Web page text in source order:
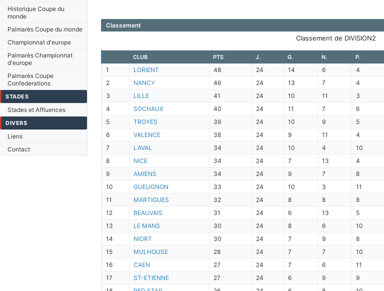
Historique Coupe du
monde
Palmarès Coupe du monde
Championnat d'europe
Palmarès Championnat
d'europe
Palmarès Coupe
Confederations
STADES
Stades et Affluences
DIVERS
Liens
Contact
Classement
Classement de DIVISION2
CLUB PTS J. G. N. P.
1 LORIENT 48 24 14 6 4
2
NANCY 46 24 13 7 4
3
LILLE 41 24 10 11 3
4
SOCHAUX 40 24 11 7 6
5
TROYES 39 24 10 9 5
6
VALENCE 38 24 9 11 4
7
LAVAL 34 24 10 4 10
8
NICE 34 24 7 13 4
9
AMIENS 34 24 9 7 8
10
GUEUGNON 33 24 10 3 11
11
MARTIGUES 32 24 8 8 8
12
BEAUVAIS 31 24 6 13 5
13
LE MANS 30 24 8 6 10
14
NIORT 30 24 7 9 8
15
MULHOUSE 28 24 7 7 10
16
CAEN 27 24 7 6 11
17
ST-ETIENNE 27 24 6 9 9